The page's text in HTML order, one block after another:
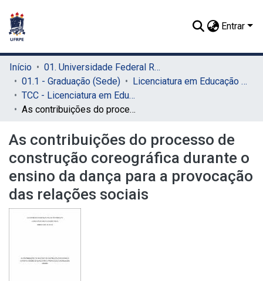
Entrar
Início
01. Universidade Federal Rural de Pernambuco - UFRPE (Sede)
01.1 - Graduação (Sede)
Licenciatura em Educação Física (Sede)
TCC - Licenciatura em Educação Física (Sede)
As contribuições do processo de construção coreográfica durante o ensino da dança para a provocação das relações sociais
As contribuições do processo de
construção coreográfica durante o
ensino da dança para a provocação
das relações sociais